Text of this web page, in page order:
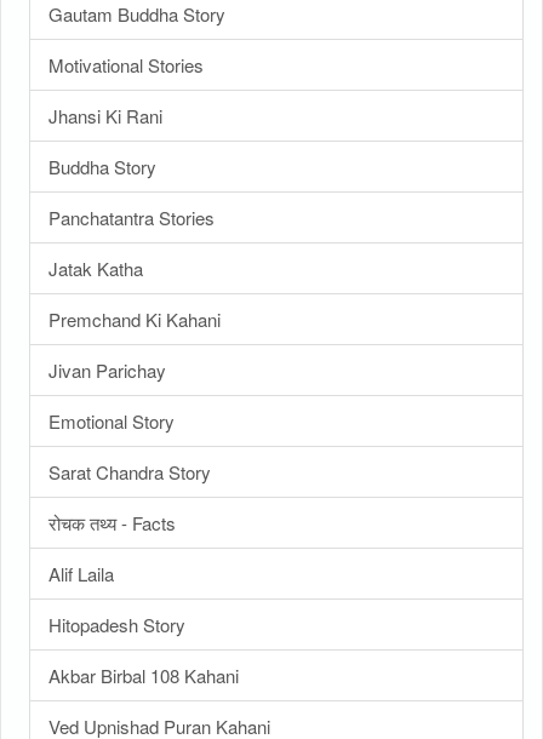
Gautam Buddha Story
Motivational Stories
Jhansi Ki Rani
Buddha Story
Panchatantra Stories
Jatak Katha
Premchand Ki Kahani
Jivan Parichay
Emotional Story
Sarat Chandra Story
रोचक तथ्य - Facts
Alif Laila
Hitopadesh Story
Akbar Birbal 108 Kahani
Ved Upnishad Puran Kahani